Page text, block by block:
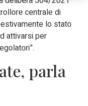
centrale di
lo stato
attivarsi per
parla